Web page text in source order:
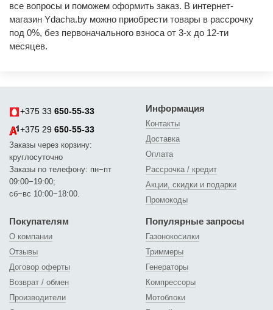
все вопросы и поможем оформить заказ. В интернет-
магазин Ydacha.by можно приобрести товары в рассрочку
под 0%, без первоначального взноса от 3-х до 12-ти
месяцев.
+375 33 650-55-33
+375 29 650-55-33
Заказы через корзину:
круглосуточно
Заказы по телефону: пн−пт
09:00−19:00;
сб−вс 10:00−18:00.
Информация
Контакты
Доставка
Оплата
Рассрочка / кредит
Акции, скидки и подарки
Промокоды
Покупателям
О компании
Отзывы
Договор оферты
Возврат / обмен
Производители
Популярные запросы
Газонокосилки
Триммеры
Генераторы
Компрессоры
Мотоблоки